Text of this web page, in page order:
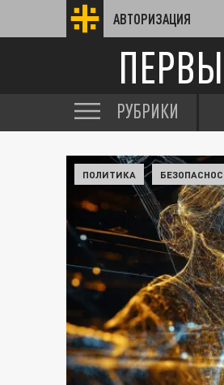
АВТОРИЗАЦИЯ
РУБРИКИ
ПОЛИТИКА